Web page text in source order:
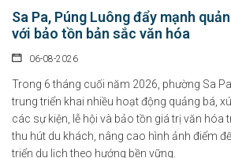
Sa Pa, Púng Luông đẩy mạnh
với bảo tồn bản sắc văn hóa
06-08-2026
Trong 6 tháng cuối năm 2026, phường Sa
trung triển khai nhiều hoạt động quảng bá,
các sự kiện, lễ hội và bảo tồn giá trị văn hóa
thu hút du khách, nâng cao hình ảnh điểm
triển du lịch theo hướng bền vững.